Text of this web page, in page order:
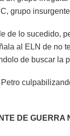
grupo
de lo sucedido,
al ELN de no
de buscar la
DE GUERRA